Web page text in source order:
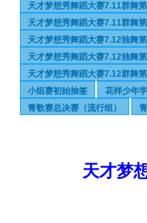
天才梦想秀舞蹈大赛7.11群舞
天才梦想秀舞蹈大赛7.11群舞
天才梦想秀舞蹈大赛7.12独舞
天才梦想秀舞蹈大赛7.12独舞
天才梦想秀舞蹈大赛7.12群舞
小组赛初始抽签
花样少年
青歌赛总决赛（流行组）
天才梦